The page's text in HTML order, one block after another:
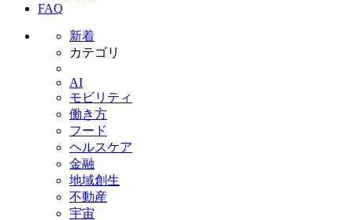
FAQ
新着
カテゴリ
AI
モビリティ
働き方
フード
ヘルスケア
金融
地域創生
不動産
宇宙